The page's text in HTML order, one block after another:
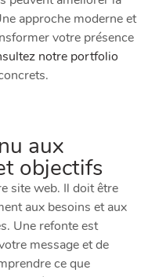
approche moderne et
votre présence
notre portfolio
aux
objectifs
site web. Il doit être
aux besoins et aux
. Une refonte est
message et de
ce que